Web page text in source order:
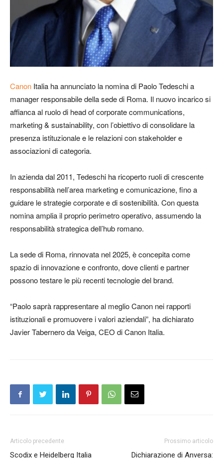
Canon Italia ha annunciato la nomina di Paolo Tedeschi a
manager responsabile della sede di Roma. Il nuovo incarico si
affianca al ruolo di head of corporate communications,
marketing & sustainability, con l’obiettivo di consolidare la
presenza istituzionale e le relazioni con stakeholder e
associazioni di categoria.
In azienda dal 2011, Tedeschi ha ricoperto ruoli di crescente
responsabilità nell’area marketing e comunicazione, fino a
guidare le strategie corporate e di sostenibilità. Con questa
nomina amplia il proprio perimetro operativo, assumendo la
responsabilità strategica dell’hub romano.
La sede di Roma, rinnovata nel 2025, è concepita come
spazio di innovazione e confronto, dove clienti e partner
possono testare le più recenti tecnologie del brand.
“Paolo saprà rappresentare al meglio Canon nei rapporti
istituzionali e promuovere i valori aziendali”, ha dichiarato
Javier Tabernero da Veiga, CEO di Canon Italia.
Articolo precedente
Scodix e Heidelberg Italia
Prossimo articolo
Dichiarazione di Anversa: